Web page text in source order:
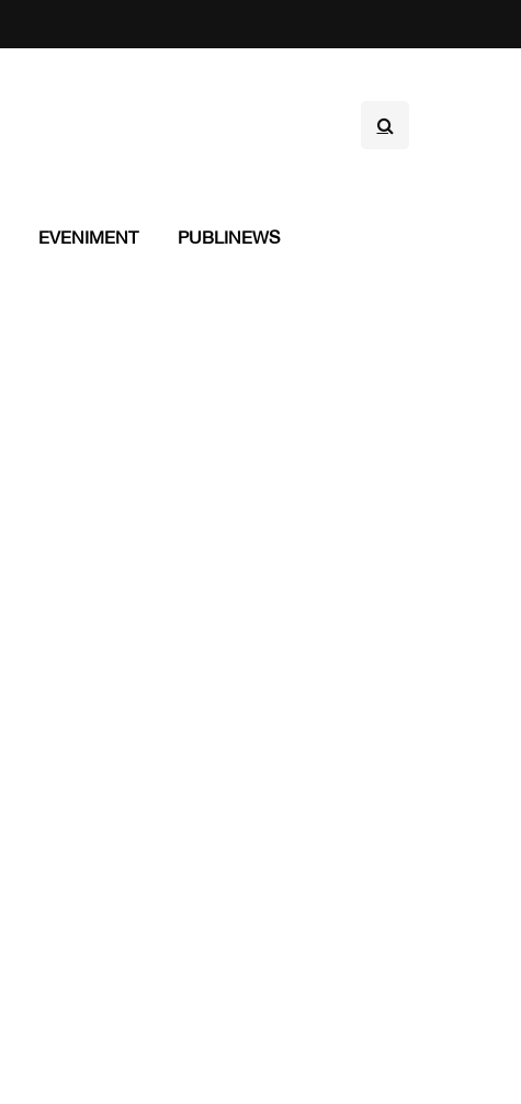
EVENIMENT PUBLINEWS